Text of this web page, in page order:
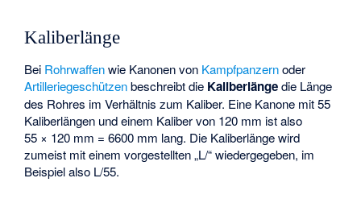
Kaliberlänge
Bei Rohrwaffenwie Kanonen von Kampfpanzernoder
Artilleriegeschützenbeschreibt die Kaliberlängedie Länge
des Rohres im Verhältnis zum Kaliber. Eine Kanone mit 55
Kaliberlängen und einem Kaliber von 120 mm ist also
55 × 120 mm = 6600 mm lang. Die Kaliberlänge wird
zumeist mit einem vorgestellten „L/“ wiedergegeben, im
Beispiel also L/55.